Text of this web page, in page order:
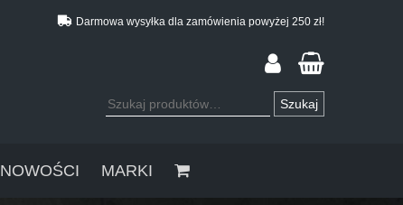
Darmowa wysyłka dla zamówienia powyżej 250 zł!
Szukaj: Szukaj
NOWOŚCI MARKI